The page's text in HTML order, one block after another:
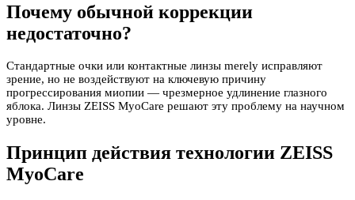
Почему обычной коррекции
недостаточно?
Стандартные очки или контактные линзы merely исправляют
зрение, но не воздействуют на ключевую причину
прогрессирования миопии — чрезмерное удлинение глазного
яблока. Линзы ZEISS MyoCare решают эту проблему на научном
уровне.
Принцип действия технологии ZEISS
MyoCare